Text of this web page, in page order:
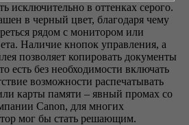
исключительно в оттенках серого.
в черный цвет, благодаря чему
рядом с монитором или
Наличие кнопок управления, а
позволяет копировать документы
есть без необходимости включать
возможности распечатывать
карты памяти – явный промах со
Canon, для многих
мог бы стать решающим.